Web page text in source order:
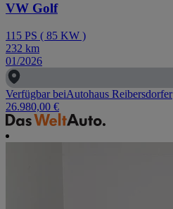
VW Golf
115 PS ( 85 KW )
232 km
01/2026
Verfügbar beiAutohaus Reibersdorfer
26.980,00 €